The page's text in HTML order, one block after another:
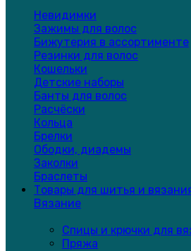
Невидимки
Зажимы для волос
Бижутерия в ассортименте
Резинки для волос
Кошельки
Детские наборы
Банты для волос
Расчёски
Кольца
Брелки
Ободки, диадемы
Заколки
Браслеты
Товары для шитья и
Вязание
Спицы и крючки для
Пряжа